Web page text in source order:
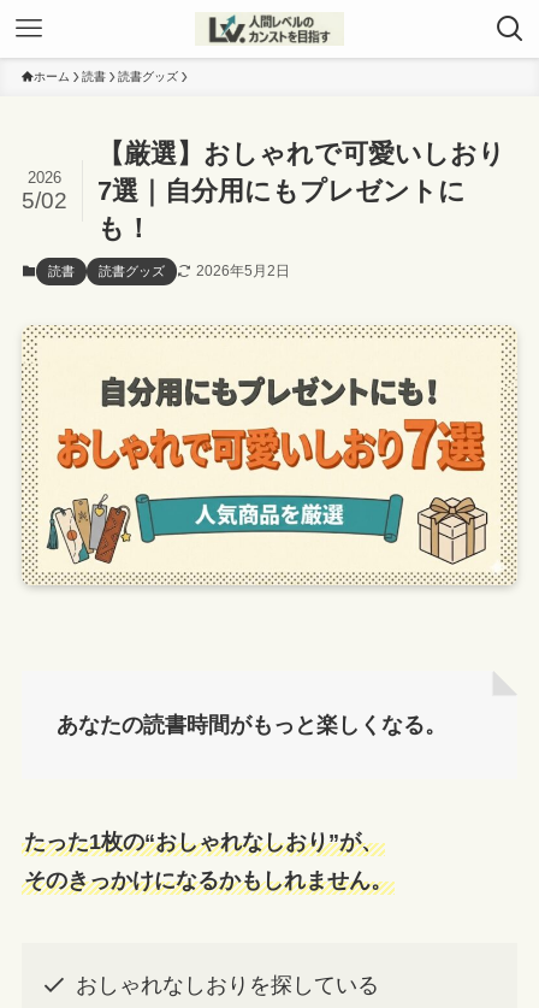
ホーム 読書 読書グッズ
【厳選】おしゃれで可愛いしおり
7選｜自分用にもプレゼントに
も！
2026
5/02
読書 読書グッズ 2026年5月2日
あなたの読書時間がもっと楽しくなる。
たった1枚の“おしゃれなしおり”が、
そのきっかけになるかもしれません。
おしゃれなしおりを探している